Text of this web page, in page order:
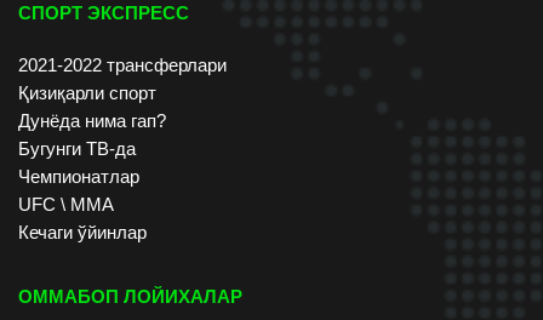
СПОРТ ЭКСПРЕСС
2021-2022 трансферлари
Қизиқарли спорт
Дунёда нима гап?
Бугунги ТВ-да
Чемпионатлар
UFC \ ММА
Кечаги ўйинлар
ОММАБОП ЛОЙИХАЛАР